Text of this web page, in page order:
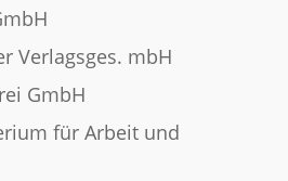
Verlagsges. mbH
GmbH
für Arbeit und